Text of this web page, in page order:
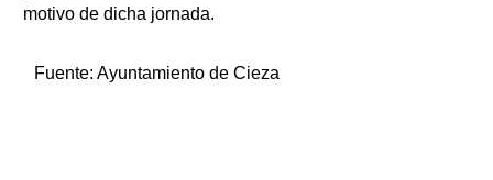
motivo de dicha jornada.
Fuente: Ayuntamiento de Cieza